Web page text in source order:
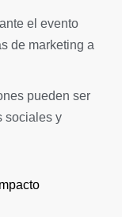
el evento
de marketing a
pueden ser
sociales y